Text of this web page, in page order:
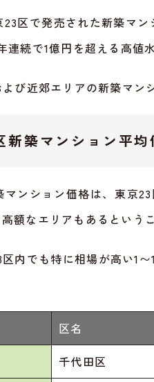
区で発売された新築マン
連続で1億円を超える高値
び近郊エリアの新築マン
新築マンション平
ンション価格は、東京
額なエリアもあるという
内でも特に相場が高い1
区名
千代田区